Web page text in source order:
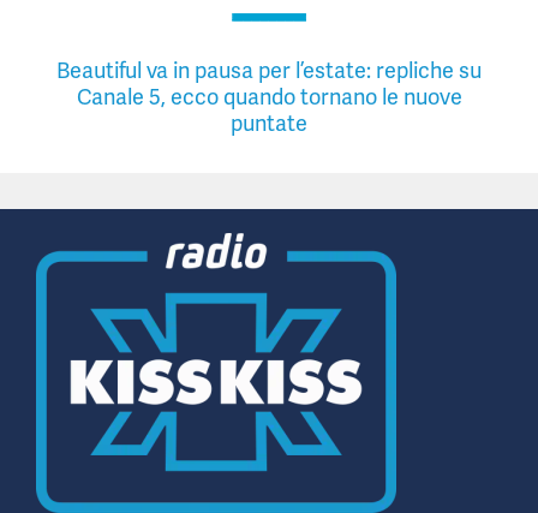
Beautiful va in pausa per l’estate: repliche su
Canale 5, ecco quando tornano le nuove
puntate